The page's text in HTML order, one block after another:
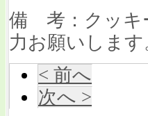
備 考：クッキ
力お願いします
< 前へ
次へ >